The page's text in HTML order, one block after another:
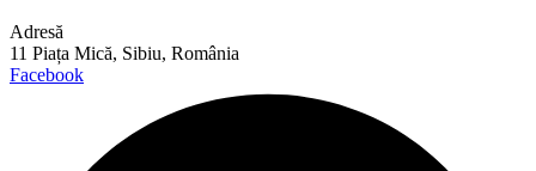
Adresă
11 Piața Mică, Sibiu, România
Facebook